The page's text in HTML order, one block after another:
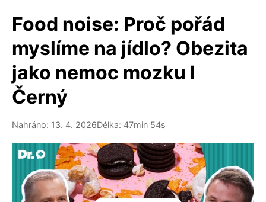
Food noise: Proč pořád
myslíme na jídlo? Obezita
jako nemoc mozku I
Černý
Nahráno: 13. 4. 2026Délka: 47min 54s